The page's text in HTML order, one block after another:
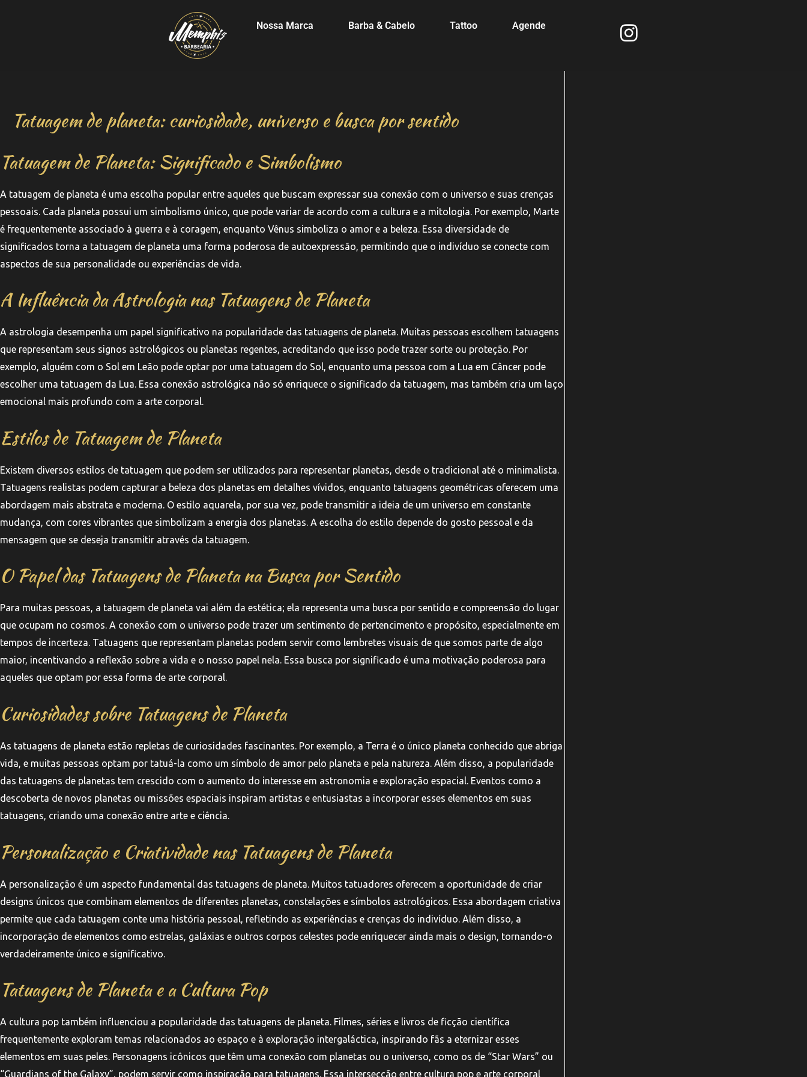
Nossa Marca Barba & Cabelo Tattoo Agende
Tatuagem de planeta: curiosidade, universo e busca por sentido
Tatuagem de Planeta: Significado e Simbolismo
A tatuagem de planeta é uma escolha popular entre aqueles que buscam expressar sua conexão com o universo e suas crenças
pessoais. Cada planeta possui um simbolismo único, que pode variar de acordo com a cultura e a mitologia. Por exemplo, Marte
é frequentemente associado à guerra e à coragem, enquanto Vênus simboliza o amor e a beleza. Essa diversidade de
significados torna a tatuagem de planeta uma forma poderosa de autoexpressão, permitindo que o indivíduo se conecte com
aspectos de sua personalidade ou experiências de vida.
A Influência da Astrologia nas Tatuagens de Planeta
A astrologia desempenha um papel significativo na popularidade das tatuagens de planeta. Muitas pessoas escolhem tatuagens
que representam seus signos astrológicos ou planetas regentes, acreditando que isso pode trazer sorte ou proteção. Por
exemplo, alguém com o Sol em Leão pode optar por uma tatuagem do Sol, enquanto uma pessoa com a Lua em Câncer pode
escolher uma tatuagem da Lua. Essa conexão astrológica não só enriquece o significado da tatuagem, mas também cria um laço
emocional mais profundo com a arte corporal.
Estilos de Tatuagem de Planeta
Existem diversos estilos de tatuagem que podem ser utilizados para representar planetas, desde o tradicional até o minimalista.
Tatuagens realistas podem capturar a beleza dos planetas em detalhes vívidos, enquanto tatuagens geométricas oferecem uma
abordagem mais abstrata e moderna. O estilo aquarela, por sua vez, pode transmitir a ideia de um universo em constante
mudança, com cores vibrantes que simbolizam a energia dos planetas. A escolha do estilo depende do gosto pessoal e da
mensagem que se deseja transmitir através da tatuagem.
O Papel das Tatuagens de Planeta na Busca por Sentido
Para muitas pessoas, a tatuagem de planeta vai além da estética; ela representa uma busca por sentido e compreensão do lugar
que ocupam no cosmos. A conexão com o universo pode trazer um sentimento de pertencimento e propósito, especialmente em
tempos de incerteza. Tatuagens que representam planetas podem servir como lembretes visuais de que somos parte de algo
maior, incentivando a reflexão sobre a vida e o nosso papel nela. Essa busca por significado é uma motivação poderosa para
aqueles que optam por essa forma de arte corporal.
Curiosidades sobre Tatuagens de Planeta
As tatuagens de planeta estão repletas de curiosidades fascinantes. Por exemplo, a Terra é o único planeta conhecido que abriga
vida, e muitas pessoas optam por tatuá-la como um símbolo de amor pelo planeta e pela natureza. Além disso, a popularidade
das tatuagens de planetas tem crescido com o aumento do interesse em astronomia e exploração espacial. Eventos como a
descoberta de novos planetas ou missões espaciais inspiram artistas e entusiastas a incorporar esses elementos em suas
tatuagens, criando uma conexão entre arte e ciência.
Personalização e Criatividade nas Tatuagens de Planeta
A personalização é um aspecto fundamental das tatuagens de planeta. Muitos tatuadores oferecem a oportunidade de criar
designs únicos que combinam elementos de diferentes planetas, constelações e símbolos astrológicos. Essa abordagem criativa
permite que cada tatuagem conte uma história pessoal, refletindo as experiências e crenças do indivíduo. Além disso, a
incorporação de elementos como estrelas, galáxias e outros corpos celestes pode enriquecer ainda mais o design, tornando-o
verdadeiramente único e significativo.
Tatuagens de Planeta e a Cultura Pop
A cultura pop também influenciou a popularidade das tatuagens de planeta. Filmes, séries e livros de ficção científica
frequentemente exploram temas relacionados ao espaço e à exploração intergaláctica, inspirando fãs a eternizar esses
elementos em suas peles. Personagens icônicos que têm uma conexão com planetas ou o universo, como os de “Star Wars” ou
“Guardians of the Galaxy”, podem servir como inspiração para tatuagens. Essa intersecção entre cultura pop e arte corporal